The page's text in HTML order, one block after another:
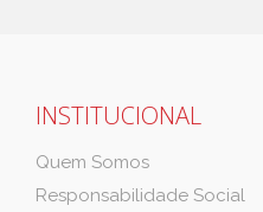
INSTITUCIONAL
Quem Somos
Responsabilidade Social